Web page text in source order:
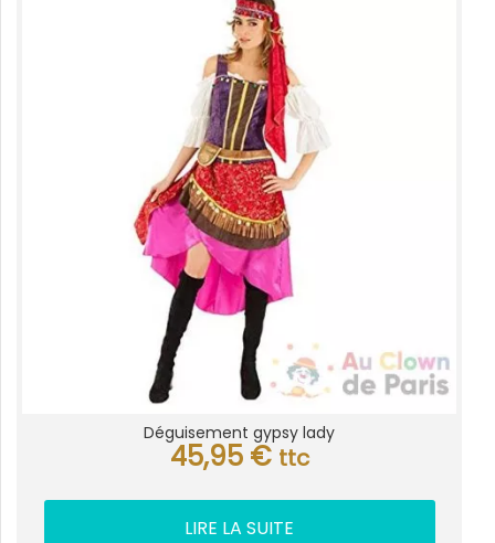
Déguisement gypsy lady
45,95 € ttc
LIRE LA SUITE